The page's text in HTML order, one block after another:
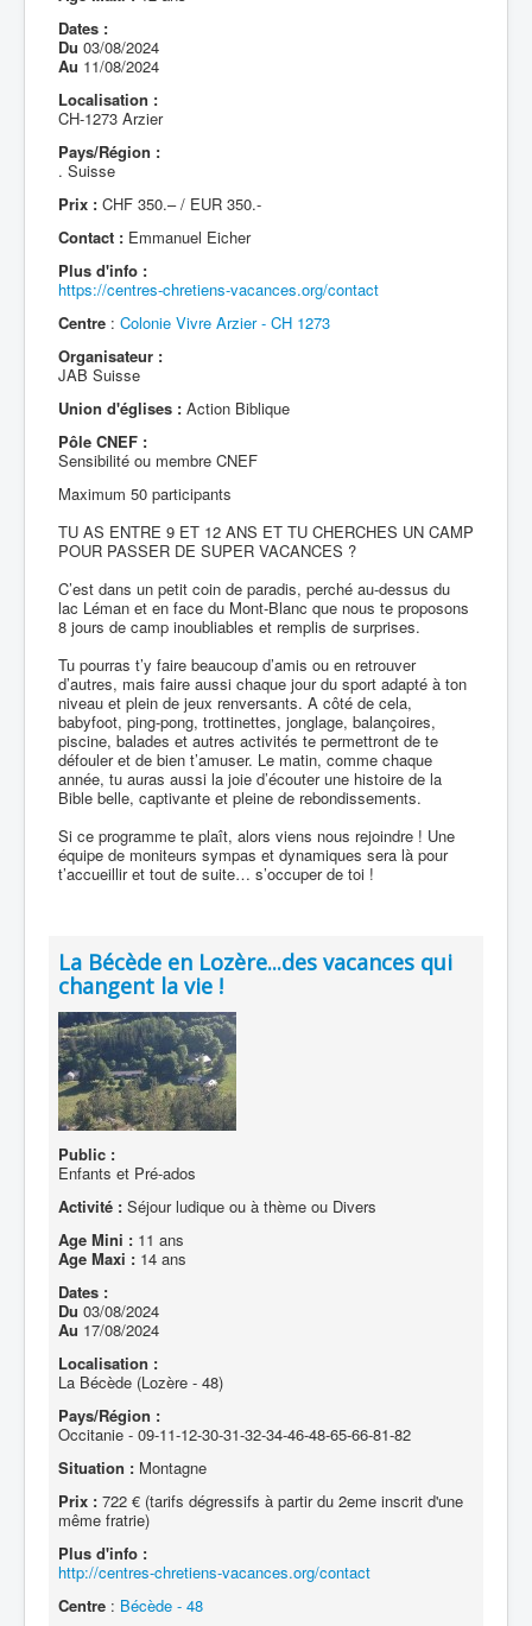
Dates :
Du 03/08/2024
Au 11/08/2024
Localisation :
CH-1273 Arzier
Pays/Région :
. Suisse
Prix : CHF 350.– / EUR 350.-
Contact : Emmanuel Eicher
Plus d'info :
https://centres-chretiens-vacances.org/contact
Centre : Colonie Vivre Arzier - CH 1273
Organisateur :
JAB Suisse
Union d'églises : Action Biblique
Pôle CNEF :
Sensibilité ou membre CNEF
Maximum 50 participants
TU AS ENTRE 9 ET 12 ANS ET TU CHERCHES UN CAMP
POUR PASSER DE SUPER VACANCES ?
C’est dans un petit coin de paradis, perché au-dessus du
lac Léman et en face du Mont-Blanc que nous te proposons
8 jours de camp inoubliables et remplis de surprises.
Tu pourras t’y faire beaucoup d’amis ou en retrouver
d’autres, mais faire aussi chaque jour du sport adapté à ton
niveau et plein de jeux renversants. A côté de cela,
babyfoot, ping-pong, trottinettes, jonglage, balançoires,
piscine, balades et autres activités te permettront de te
défouler et de bien t’amuser. Le matin, comme chaque
année, tu auras aussi la joie d’écouter une histoire de la
Bible belle, captivante et pleine de rebondissements.
Si ce programme te plaît, alors viens nous rejoindre ! Une
équipe de moniteurs sympas et dynamiques sera là pour
t’accueillir et tout de suite… s’occuper de toi !
La Bécède en Lozère...des vacances qui
changent la vie !
Public :
Enfants et Pré-ados
Activité : Séjour ludique ou à thème ou Divers
Age Mini : 11 ans
Age Maxi : 14 ans
Dates :
Du 03/08/2024
Au 17/08/2024
Localisation :
La Bécède (Lozère - 48)
Pays/Région :
Occitanie - 09-11-12-30-31-32-34-46-48-65-66-81-82
Situation : Montagne
Prix : 722 € (tarifs dégressifs à partir du 2eme inscrit d'une
même fratrie)
Plus d'info :
http://centres-chretiens-vacances.org/contact
Centre : Bécède - 48